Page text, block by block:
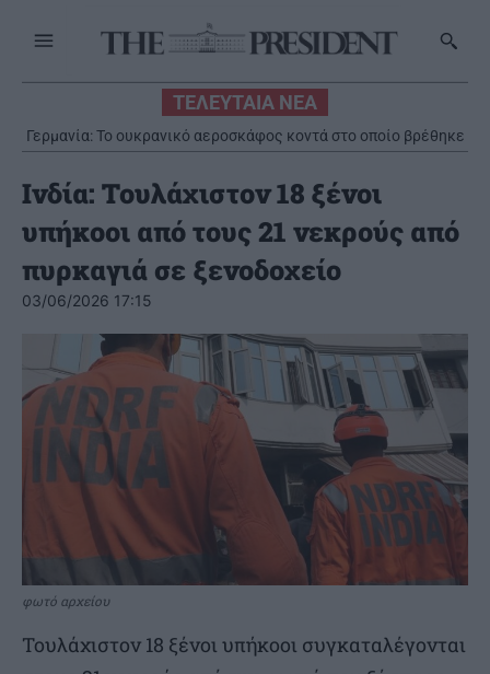
ΤΕΛΕΥΤΑΙΑ ΝΕΑ
Γερμανία: Το ουκρανικό αεροσκάφος κοντά στο οποίο βρέθηκε
drone με εκρηκτικά, μετέφερε πυρομαχικά
Iνδία: Τουλάχιστον 18 ξένοι
υπήκοοι από τους 21 νεκρούς από
πυρκαγιά σε ξενοδοχείο
03/06/2026 17:15
φωτό αρχείου
Τουλάχιστον 18 ξένοι υπήκοοι συγκαταλέγονται